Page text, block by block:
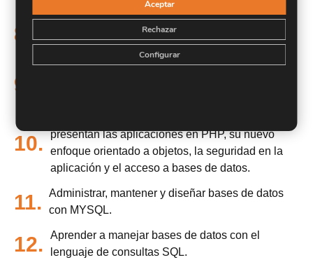
8.
Adquirir una base teórica y práctica en el campo de
la Informática para poder comprender los conceptos
9.
10.
presentan las aplicaciones en PHP, su nuevo
enfoque orientado a objetos, la seguridad en la
aplicación y el acceso a bases de datos.
11.
Administrar, mantener y diseñar bases de datos
con MYSQL.
12.
Aprender a manejar bases de datos con el
lenguaje de consultas SQL.
Aceptar
Rechazar
Configurar